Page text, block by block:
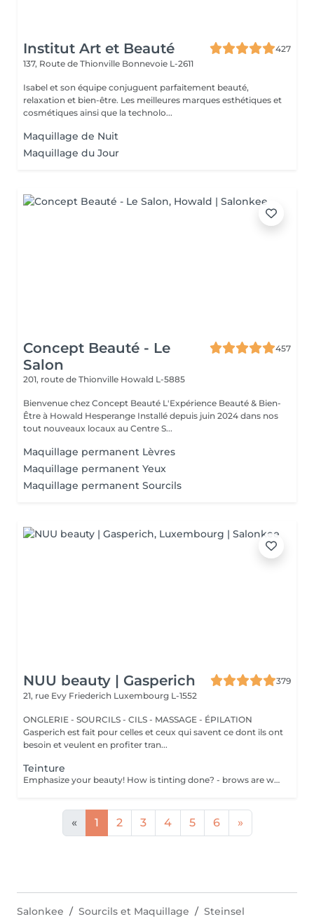
Institut Art et Beauté
427
137, Route de Thionville Bonnevoie L-2611
Isabel et son équipe conjuguent parfaitement beauté,
relaxation et bien-être. Les meilleures marques esthétiques et
cosmétiques ainsi que la technolo...
Maquillage de Nuit
Maquillage du Jour
Concept Beauté - Le
Salon
457
201, route de Thionville Howald L-5885
Bienvenue chez Concept Beauté L'Expérience Beauté & Bien-
Être à Howald Hesperange Installé depuis juin 2024 dans nos
tout nouveaux locaux au Centre S...
Maquillage permanent Lèvres
Maquillage permanent Yeux
Maquillage permanent Sourcils
NUU beauty | Gasperich
379
21, rue Evy Friederich Luxembourg L-1552
ONGLERIE - SOURCILS - CILS - MASSAGE - ÉPILATION
Gasperich est fait pour celles et ceux qui savent ce dont ils ont
besoin et veulent en profiter tran...
Teinture
Emphasize your beauty! How is tinting done? - brows are washed - tinting is performed - excess paint is removed - brows are styled Age restrictions: recommended age from 14 years. Post procedure recommendations: do not wash brows and do not put on makeup for 12 hours. Frequency: once in 3 weeks.
« 1 2 3 4 5 6 »
Salonkee Sourcils et Maquillage
Steinsel